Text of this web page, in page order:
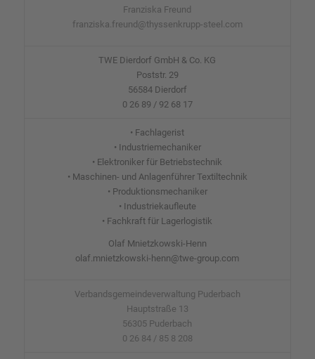
Franziska Freund
franziska.freund@thyssenkrupp-steel.com
TWE Dierdorf GmbH & Co. KG
Poststr. 29
56584 Dierdorf
0 26 89 / 92 68 17
• Fachlagerist
• Industriemechaniker
• Elektroniker für Betriebstechnik
• Maschinen- und Anlagenführer Textiltechnik
• Produktionsmechaniker
• Industriekaufleute
• Fachkraft für Lagerlogistik
Olaf Mnietzkowski-Henn
olaf.mnietzkowski-henn@twe-group.com
Verbandsgemeindeverwaltung Puderbach
Hauptstraße 13
56305 Puderbach
0 26 84 / 85 8 208